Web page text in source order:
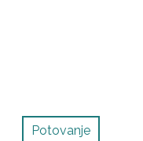
Potovanje